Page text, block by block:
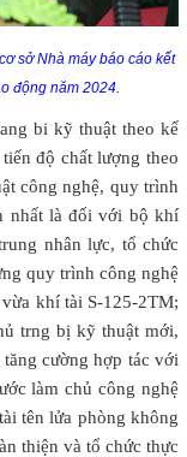
sở Nhà máy báo cáo kết
động năm 2024.
bi kỹ thuật theo kế
độ chất lượng theo
công nghệ, quy trình
nhất là đối với bộ khí
nhân lực, tổ chức
quy trình công nghệ
khí tài S-125-2TM;
trng bị kỹ thuật mới,
cường hợp tác với
làm chủ công nghệ
tên lửa phòng không
thiện và tổ chức thực